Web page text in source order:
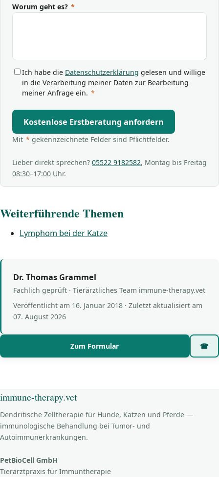
Worum geht es? *
Ich habe die Datenschutzerklärung gelesen und willige
in die Verarbeitung meiner Daten zur Bearbeitung
meiner Anfrage ein. *
Kostenlose Erstberatung anfordern
Mit * gekennzeichnete Felder sind Pflichtfelder.
Lieber direkt sprechen? 05522 9182582, Montag bis Freitag
08:30–17:00 Uhr.
Weiterführende Themen
Lymphom bei der Katze
Dr. Thomas Grammel
Fachlich geprüft · Tierärztliches Team immune-therapy.vet
Veröffentlicht am 16. Januar 2018 · Zuletzt aktualisiert am
07. August 2026
Zum Formular ☎
immune-therapy.vet
Dendritische Zelltherapie für Hunde, Katzen und Pferde —
immunologische Behandlung bei Tumor- und
Autoimmunerkrankungen.
PetBioCell GmbH
Tierarztpraxis für Immuntherapie